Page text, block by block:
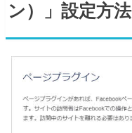
ン）」設定方法